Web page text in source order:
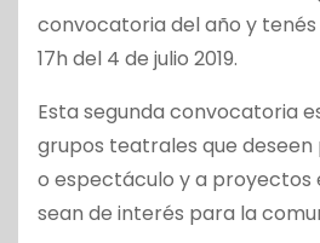
convocatoria del año y
17h del 4 de julio 2019.
Esta segunda convocatoria
grupos teatrales que
o espectáculo y a proyectos
sean de interés para la